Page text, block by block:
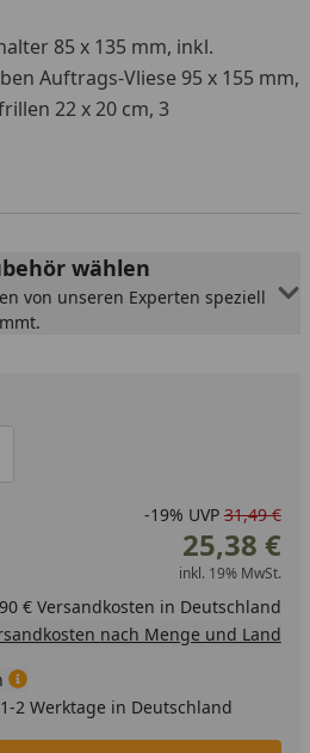
85 x 135 mm, inkl.
Auftrags-Vliese 95 x 155 mm,
22 x 20 cm, 3
wählen
von unseren Experten speziell
verringern
manuell eingeben
um eins erhöhen
-19% UVP 31,49 €
25,38 €
inkl. 19% MwSt.
€ Versandkosten in Deutschland
nach Menge und Land
2 Werktage in Deutschland